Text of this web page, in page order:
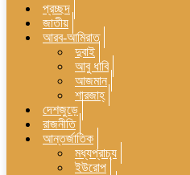
প্রচ্ছদ
জাতীয়
আরব-আমিরাত
দুবাই
আবু ধাবি
আজমান
শারজাহ্
দেশজুড়ে
রাজনীতি
আন্তর্জাতিক
মধ্যপ্রাচ্য
ইউরোপ